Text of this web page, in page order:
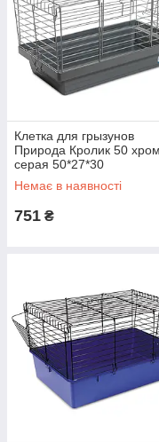
Клетка для грызунов
Природа Кролик 50
серая 50*27*30
Немає в наявності
751 ₴